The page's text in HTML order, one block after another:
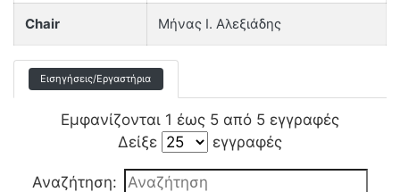
Chair Μήνας Ι. Αλεξιάδης
Εισηγήσεις/Εργαστήρια
Εμφανίζονται 1 έως 5 από 5 εγγραφές
Δείξε
εγγραφές
Αναζήτηση: